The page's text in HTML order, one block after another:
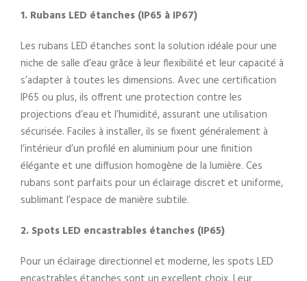
1. Rubans LED étanches (IP65 à IP67)
Les rubans LED étanches sont la solution idéale pour une
niche de salle d’eau grâce à leur flexibilité et leur capacité à
s’adapter à toutes les dimensions. Avec une certification
IP65 ou plus, ils offrent une protection contre les
projections d’eau et l’humidité, assurant une utilisation
sécurisée. Faciles à installer, ils se fixent généralement à
l’intérieur d’un profilé en aluminium pour une finition
élégante et une diffusion homogène de la lumière. Ces
rubans sont parfaits pour un éclairage discret et uniforme,
sublimant l’espace de manière subtile.
2. Spots LED encastrables étanches (IP65)
Pour un éclairage directionnel et moderne, les spots LED